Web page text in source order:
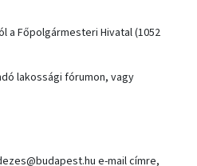
a Főpolgármesteri Hivatal (1052
lakossági fórumon, vagy
e-mail címre,